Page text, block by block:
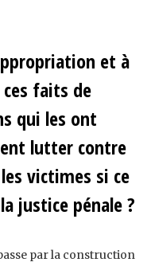
et à
faits de
qui les ont
lutter contre
victimes si ce
justice pénale ?
par la construction